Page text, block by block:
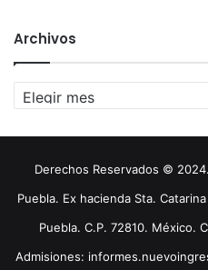
Archivos
Archivos
Derechos Reservados ©
Puebla. Ex hacienda Sta.
Puebla. C.P. 72810. México.
Admisiones: